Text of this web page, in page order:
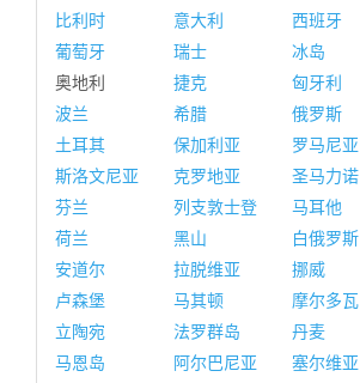
比利时
意大利
西班牙
葡萄牙
瑞士
冰岛
奥地利
捷克
匈牙利
波兰
希腊
俄罗斯
土耳其
保加利亚
罗马尼亚
斯洛文尼亚
克罗地亚
圣马力诺
芬兰
列支敦士登
马耳他
荷兰
黑山
白俄罗斯
安道尔
拉脱维亚
挪威
卢森堡
马其顿
摩尔多瓦
立陶宛
法罗群岛
丹麦
马恩岛
阿尔巴尼亚
塞尔维亚